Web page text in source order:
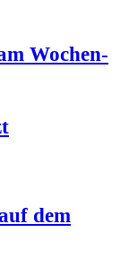
Wochen­
dem